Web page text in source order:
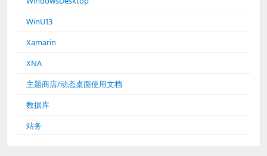
WinUI3
Xamarin
XNA
主题商店/动态桌面使用文档
数据库
站务